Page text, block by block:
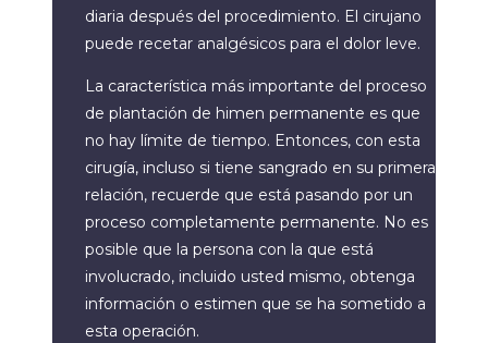
diaria después del procedimiento. El cirujano
puede recetar analgésicos para el dolor leve.
La característica más importante del proceso
de plantación de himen permanente es que
no hay límite de tiempo. Entonces, con esta
cirugía, incluso si tiene sangrado en su primera
relación, recuerde que está pasando por un
proceso completamente permanente. No es
posible que la persona con la que está
involucrado, incluido usted mismo, obtenga
información o estimen que se ha sometido a
esta operación.